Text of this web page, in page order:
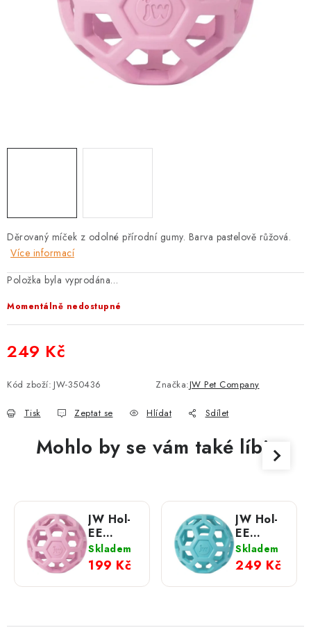
Výměna, vrácení a reklamace
FAQ
Děrovaný míček z odolné přírodní gumy. Barva pastelově růžová.
Více informací
Položka byla vyprodána…
Momentálně nedostupné
249 Kč
Kód zboží: JW-350436 Značka:JW Pet Company
Tisk Zeptat se Hlídat Sdílet
Mohlo by se vám také líbit
JW Hol-
EE
Děrovaný
míč
Trend-
ee
Skladem
199 Kč
JW Hol-
EE
Děrovaný
míč
Trend-
ee
Skladem
249 Kč